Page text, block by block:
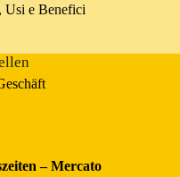
Usi e Benefici
– Mercato